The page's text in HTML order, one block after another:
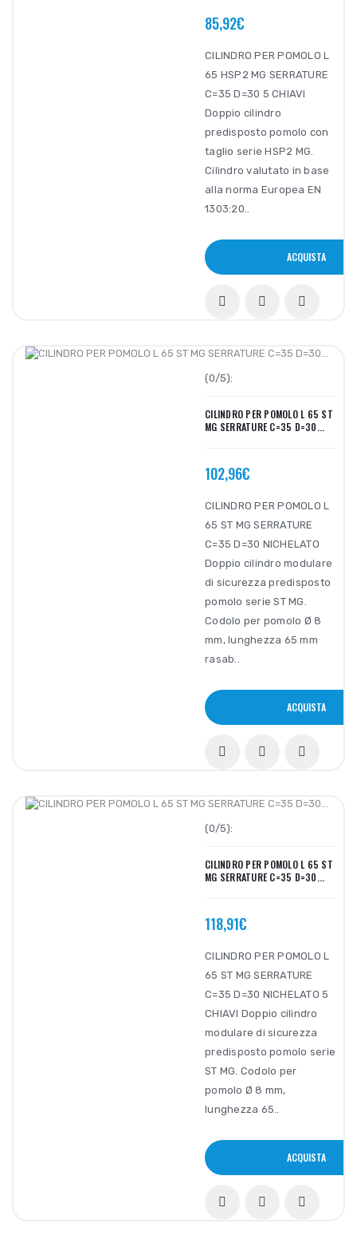
85,92€
CILINDRO PER POMOLO L
65 HSP2 MG SERRATURE
C=35 D=30 5 CHIAVI
Doppio cilindro
predisposto pomolo con
taglio serie HSP2 MG.
Cilindro valutato in base
alla norma Europea EN
1303:20..
ACQUISTA
(0/5):
CILINDRO PER POMOLO L 65 ST
MG SERRATURE C=35 D=30...
102,96€
CILINDRO PER POMOLO L
65 ST MG SERRATURE
C=35 D=30 NICHELATO
Doppio cilindro modulare
di sicurezza predisposto
pomolo serie ST MG.
Codolo per pomolo Ø 8
mm, lunghezza 65 mm
rasab..
ACQUISTA
(0/5):
CILINDRO PER POMOLO L 65 ST
MG SERRATURE C=35 D=30...
118,91€
CILINDRO PER POMOLO L
65 ST MG SERRATURE
C=35 D=30 NICHELATO 5
CHIAVI Doppio cilindro
modulare di sicurezza
predisposto pomolo serie
ST MG. Codolo per
pomolo Ø 8 mm,
lunghezza 65..
ACQUISTA